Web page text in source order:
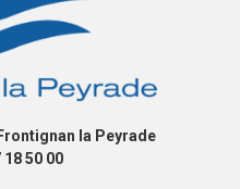
la Peyrade
18 50 00